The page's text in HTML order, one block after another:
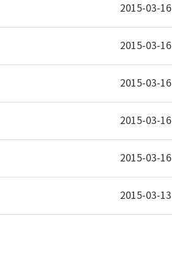
2015-03-16
2015-03-16
2015-03-16
2015-03-16
2015-03-16
2015-03-13